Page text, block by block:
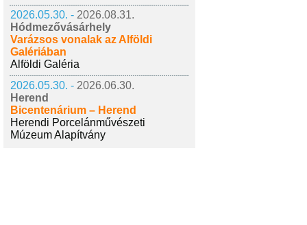
2026.05.30. - 2026.08.31.
Hódmezővásárhely
Varázsos vonalak az Alföldi
Galériában
Alföldi Galéria
2026.05.30. - 2026.06.30.
Herend
Bicentenárium – Herend
Herendi Porcelánművészeti
Múzeum Alapítvány